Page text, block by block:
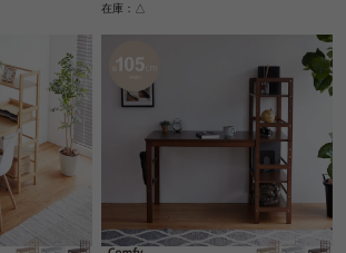
在庫：△